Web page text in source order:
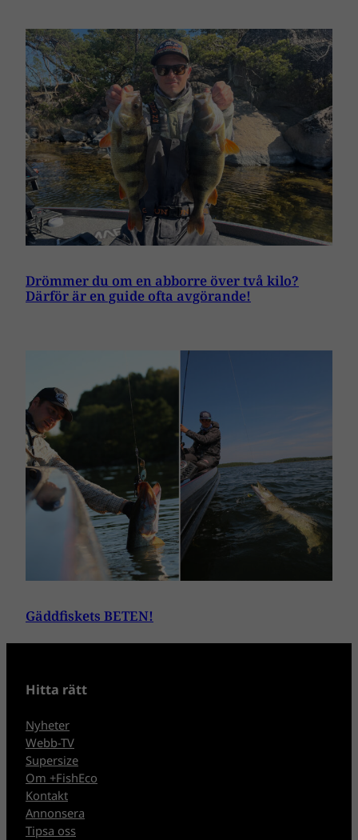
Drömmer du om en abborre över två kilo?
Därför är en guide ofta avgörande!
Gäddfiskets BETEN!
Hitta rätt
Nyheter
Webb-TV
Supersize
Om +FishEco
Kontakt
Annonsera
Tipsa oss